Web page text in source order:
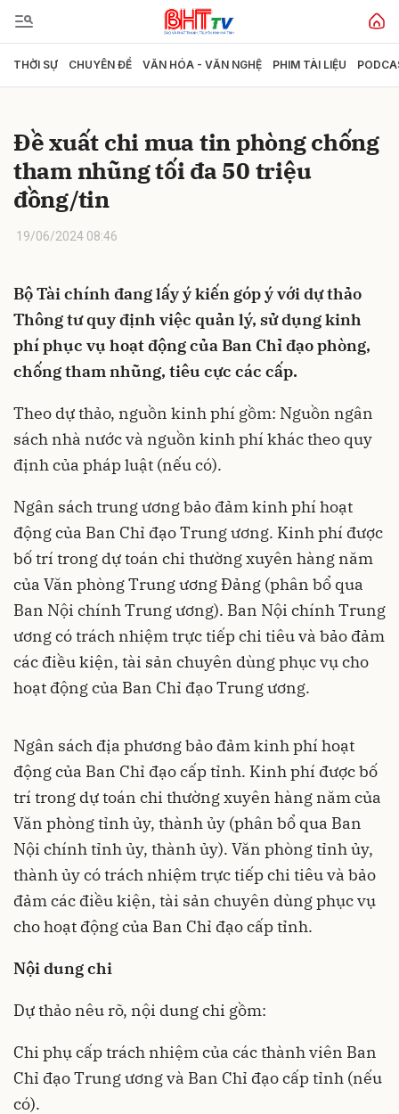
THỜI SỰ CHUYÊN ĐỀ VĂN HÓA - VĂN NGHỆ PHIM TÀI LIỆU
Đề xuất chi mua tin phòng chống
tham nhũng tối đa 50 triệu
đồng/tin
19/06/2024 08:46
Bộ Tài chính đang lấy ý kiến góp ý với dự thảo
Thông tư quy định việc quản lý, sử dụng kinh
phí phục vụ hoạt động của Ban Chỉ đạo phòng,
chống tham nhũng, tiêu cực các cấp.
Theo dự thảo, nguồn kinh phí gồm: Nguồn ngân
sách nhà nước và nguồn kinh phí khác theo quy
định của pháp luật (nếu có).
Ngân sách trung ương bảo đảm kinh phí hoạt
động của Ban Chỉ đạo Trung ương. Kinh phí được
bố trí trong dự toán chi thường xuyên hàng năm
của Văn phòng Trung ương Đảng (phân bổ qua
Ban Nội chính Trung ương). Ban Nội chính Trung
ương có trách nhiệm trực tiếp chi tiêu và bảo đảm
các điều kiện, tài sản chuyên dùng phục vụ cho
hoạt động của Ban Chỉ đạo Trung ương.
Ngân sách địa phương bảo đảm kinh phí hoạt
động của Ban Chỉ đạo cấp tỉnh. Kinh phí được bố
trí trong dự toán chi thường xuyên hàng năm của
Văn phòng tỉnh ủy, thành ủy (phân bổ qua Ban
Nội chính tỉnh ủy, thành ủy). Văn phòng tỉnh ủy,
thành ủy có trách nhiệm trực tiếp chi tiêu và bảo
đảm các điều kiện, tài sản chuyên dùng phục vụ
cho hoạt động của Ban Chỉ đạo cấp tỉnh.
Nội dung chi
Dự thảo nêu rõ, nội dung chi gồm:
Chi phụ cấp trách nhiệm của các thành viên Ban
Chỉ đạo Trung ương và Ban Chỉ đạo cấp tỉnh (nếu
có).
Gửi bình luận